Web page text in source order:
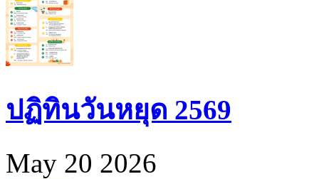
ปฏิทินวันหยุด 2569
May 20 2026